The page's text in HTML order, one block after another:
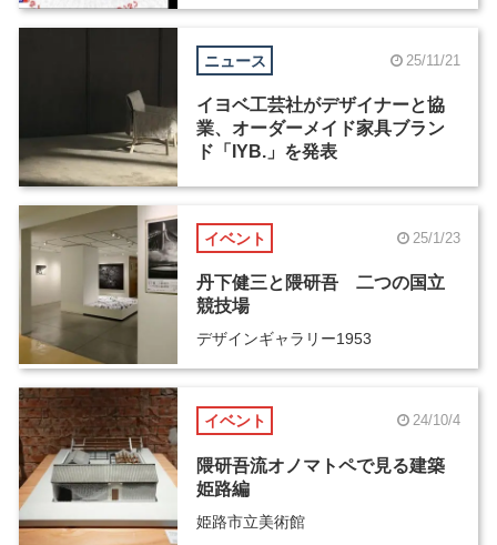
ニュース 25/11/21
イヨベ工芸社がデザイナーと協
業、オーダーメイド家具ブラン
ド「IYB.」を発表
イベント 25/1/23
丹下健三と隈研吾 二つの国立
競技場
デザインギャラリー1953
イベント 24/10/4
隈研吾流オノマトペで見る建築
姫路編
姫路市立美術館